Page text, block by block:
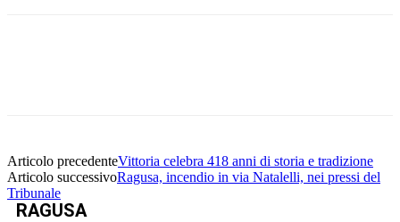
Articolo precedenteVittoria celebra 418 anni di storia e tradizione
Articolo successivoRagusa, incendio in via Natalelli, nei pressi del
Tribunale
RAGUSA